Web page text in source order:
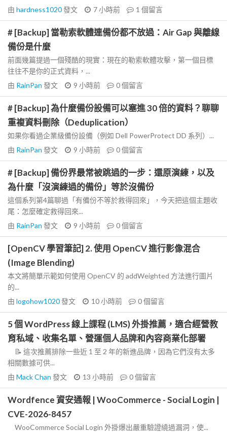
由 hardness1020發文 7 小時前 1 個留言
# [Backup] 當勒索軟體連備份都不放過：Air Gap 與離線
備份是什麼
前面幾篇提過一個殘酷的現實：現在的勒索軟體攻擊，第一個目標
往往不是你的正式資料，...
由 RainPan 發文 9 小時前 0個留言
# [Backup] 為什麼備份設備可以塞進 30 倍的資料？聊聊
重複資料刪除（Deduplication）
如果你看過企業級備份設備（例如 Dell PowerProtect DD 系列）...
由 RainPan 發文 9 小時前 0個留言
# [Backup] 備份界最常被跳過的一步：還原演練，以及
為什麼「沒演練過的備份」等於沒備份
這個系列第4篇聊過「有備份不等於救得回來」，今天把這個主題收
尾：怎麼確定救得回來...
由 RainPan 發文 9 小時前 0個留言
[OpenCV 學習筆記] 2. 使用 OpenCV 進行影像混合
(Image Blending)
本文將簡單示範如何使用 OpenCV 的 addWeighted 方法進行圖片
的...
由 logohow1020發文 10 小時前 0個留言
5 個 WordPress 線上課程 (LMS) 外掛推薦，適合經營教
育私域、收集名單、營運個人品牌和內容商業化部署
📝 這次推薦排除一些近 1 至 2 年的新進品牌，因為它們沒有太多
相關數據可供...
由 Mack Chan 發文 13 小時前 0個留言
Wordfence 資安通報 | WooCommerce - Social Login |
CVE-2026-8457
WooCommerce Social Login 外掛爆出嚴重驗證繞過漏洞，使...